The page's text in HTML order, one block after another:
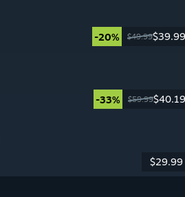
-20% $49.99$39.99
-33% $59.99$40.19
$29.99